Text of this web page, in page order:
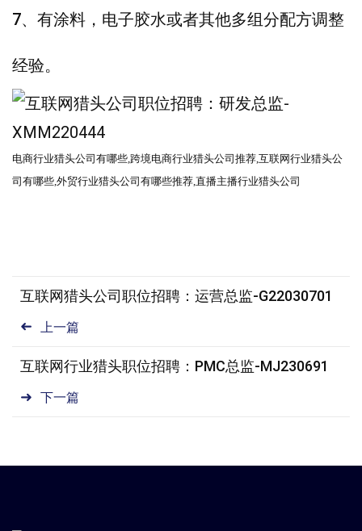
7、有涂料，电子胶水或者其他多组分配方调整
经验。
电商行业猎头公司有哪些,跨境电商行业猎头公司 推荐,互联网行业猎头公
司 有哪些,外贸行业猎头公司 有哪些推荐,直播主播行业猎头公司
上一篇
互联网猎头公司职位招聘：运营总监-G22030701
下一篇
互联网行业猎头职位招聘：PMC总监-MJ230691